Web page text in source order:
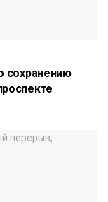
сохранению